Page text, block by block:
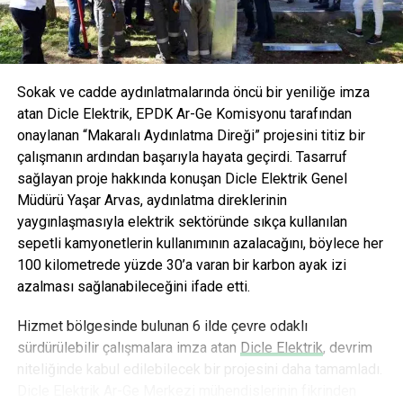
kategorisinde devrim yaratmayı hedefliyor.
Sokak ve cadde aydınlatmalarında öncü bir yeniliğe imza
atan Dicle Elektrik, EPDK Ar-Ge Komisyonu tarafından
onaylanan “Makaralı Aydınlatma Direği” projesini titiz bir
çalışmanın ardından başarıyla hayata geçirdi. Tasarruf
sağlayan proje hakkında konuşan Dicle Elektrik Genel
Müdürü Yaşar Arvas, aydınlatma direklerinin
yaygınlaşmasıyla elektrik sektöründe sıkça kullanılan
sepetli kamyonetlerin kullanımının azalacağını, böylece her
100 kilometrede yüzde 30’a varan bir karbon ayak izi
azalması sağlanabileceğini ifade etti.
Hizmet bölgesinde bulunan 6 ilde çevre odaklı
sürdürülebilir çalışmalara imza atan Dicle Elektrik, devrim
niteliğinde kabul edilebilecek bir projesini daha tamamladı.